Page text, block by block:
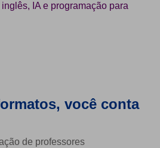
IA e programação para
você conta
de professores